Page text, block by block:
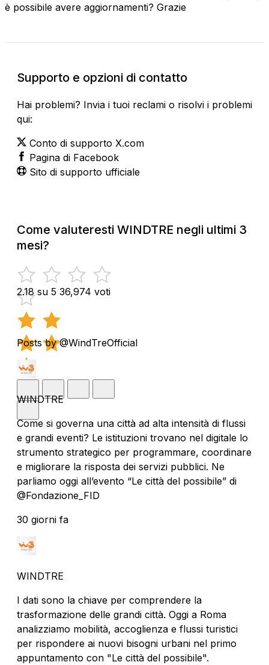
è possibile avere aggiornamenti? Grazie
Supporto e opzioni di contatto
Hai problemi? Invia i tuoi reclami o risolvi i problemi
qui:
Conto di supporto X.com
Pagina di Facebook
Sito di supporto ufficiale
Come valuteresti WINDTRE negli ultimi 3
mesi?
2.18 su 5 36,974 voti
Posts by @WindTreOfficial
WINDTRE
Come si governa una città ad alta intensità di flussi
e grandi eventi? Le istituzioni trovano nel digitale lo
strumento strategico per programmare, coordinare
e migliorare la risposta dei servizi pubblici. Ne
parliamo oggi all’evento “Le città del possibile” di
@Fondazione_FID
30 giorni fa
WINDTRE
I dati sono la chiave per comprendere la
trasformazione delle grandi città. Oggi a Roma
analizziamo mobilità, accoglienza e flussi turistici
per rispondere ai nuovi bisogni urbani nel primo
appuntamento con "Le città del possibile".